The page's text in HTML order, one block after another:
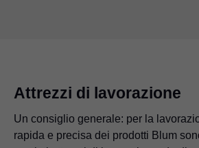
Attrezzi di lavorazione
Un consiglio generale: per la
rapida e precisa dei prodotti Blum